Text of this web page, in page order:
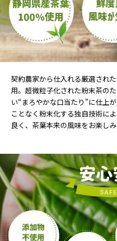
契約農家から仕入れる厳選され
用。超微粒子化された粉末茶の
い“まろやかな口当たり”に仕上
ことなく粉末化する独自技術に
良く、茶葉本来の風味をお楽しみ